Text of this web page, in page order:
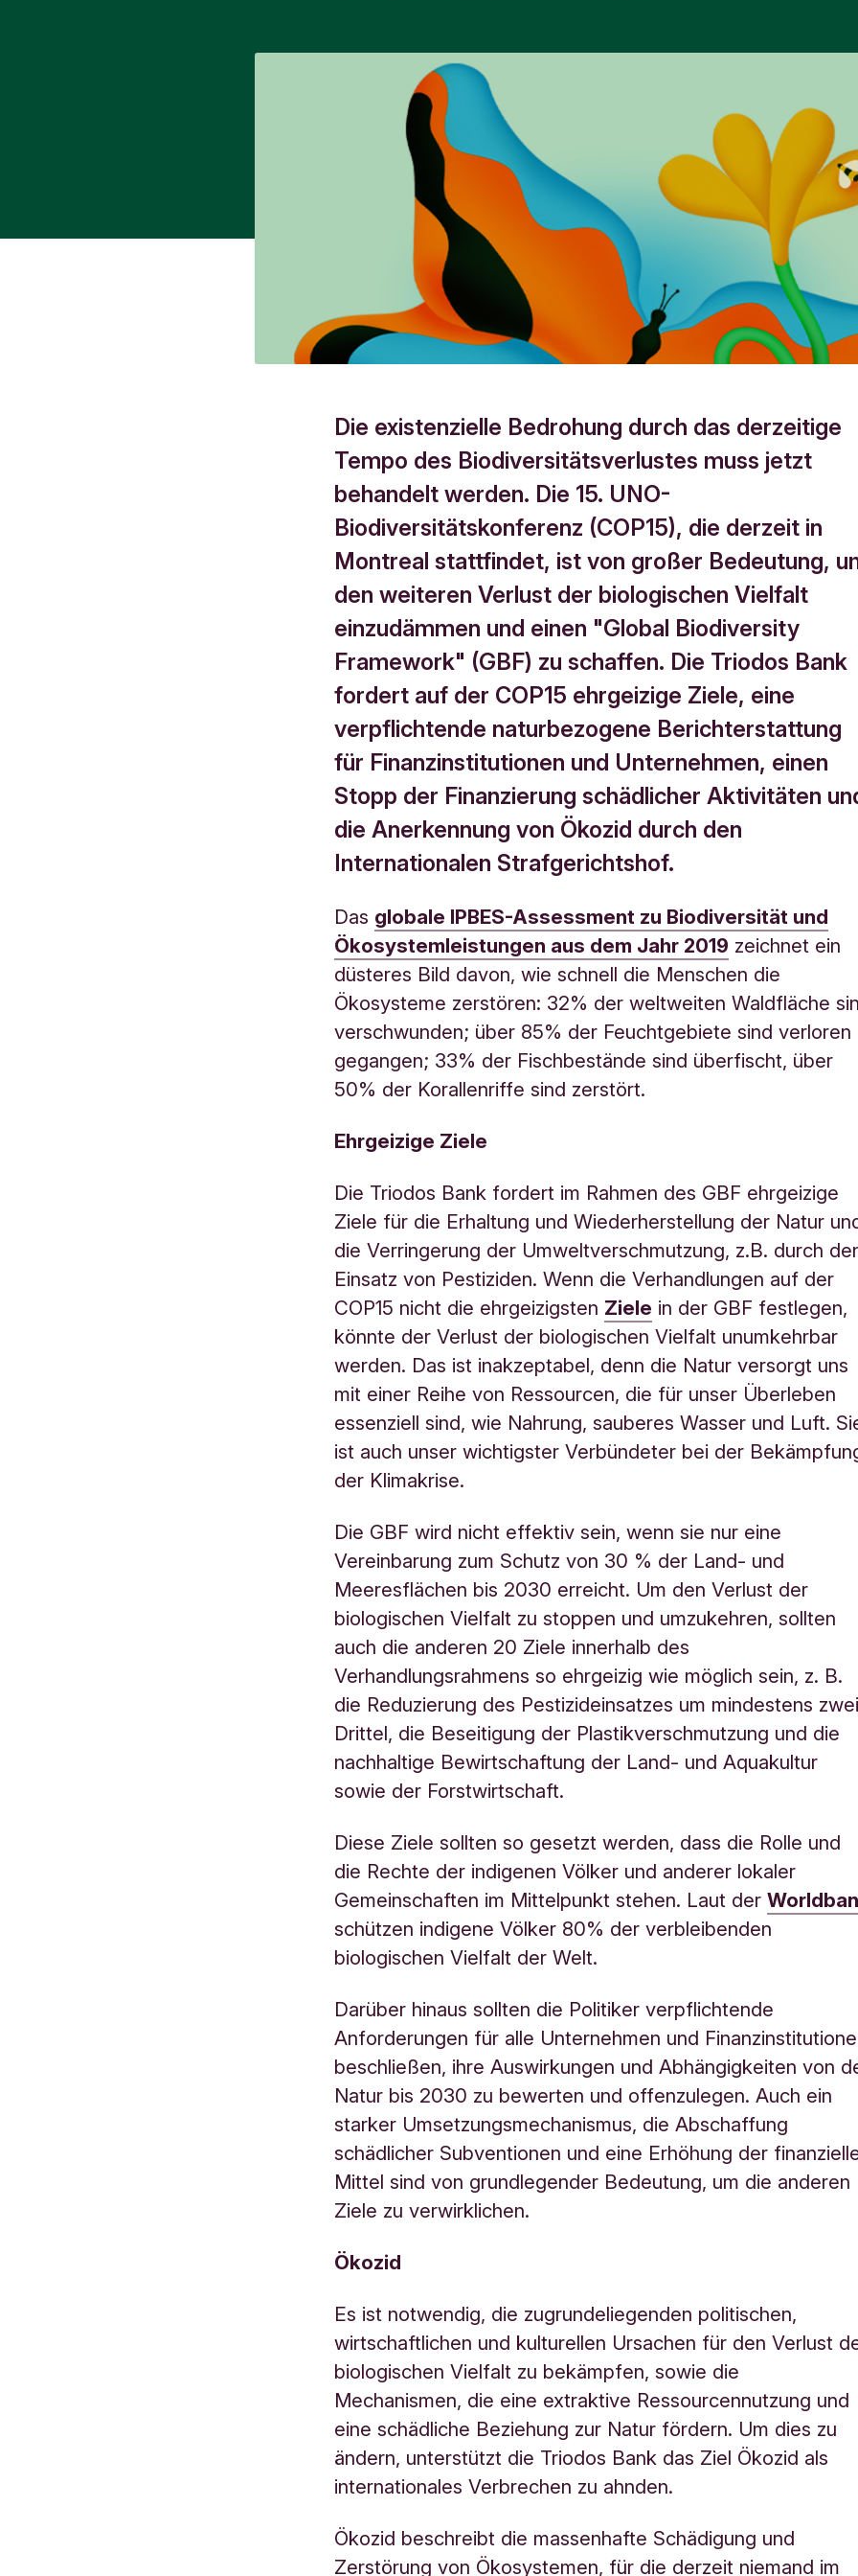
Die existenzielle Bedrohung durch das derzeitige
Tempo des Biodiversitätsverlustes muss jetzt
behandelt werden. Die 15. UNO-
Biodiversitätskonferenz (COP15), die derzeit in
Montreal stattfindet, ist von großer Bedeutung,
den weiteren Verlust der biologischen Vielfalt
einzudämmen und einen "Global Biodiversity
Framework" (GBF) zu schaffen. Die Triodos Bank
fordert auf der COP15 ehrgeizige Ziele, eine
verpflichtende naturbezogene Berichterstattung
für Finanzinstitutionen und Unternehmen, einen
Stopp der Finanzierung schädlicher Aktivitäten
die Anerkennung von Ökozid durch den
Internationalen Strafgerichtshof.
Das globale IPBES-Assessment zu Biodiversität und
Ökosystemleistungen aus dem Jahr 2019 zeichnet ein
düsteres Bild davon, wie schnell die Menschen die
Ökosysteme zerstören: 32% der weltweiten Waldfläche
verschwunden; über 85% der Feuchtgebiete sind verloren
gegangen; 33% der Fischbestände sind überfischt, über
50% der Korallenriffe sind zerstört.
Ehrgeizige Ziele
Die Triodos Bank fordert im Rahmen des GBF ehrgeizige
Ziele für die Erhaltung und Wiederherstellung der Natur
die Verringerung der Umweltverschmutzung, z.B. durch
Einsatz von Pestiziden. Wenn die Verhandlungen auf der
COP15 nicht die ehrgeizigsten Ziele in der GBF festlegen,
könnte der Verlust der biologischen Vielfalt unumkehrbar
werden. Das ist inakzeptabel, denn die Natur versorgt uns
mit einer Reihe von Ressourcen, die für unser Überleben
essenziell sind, wie Nahrung, sauberes Wasser und Luft.
ist auch unser wichtigster Verbündeter bei der
der Klimakrise.
Die GBF wird nicht effektiv sein, wenn sie nur eine
Vereinbarung zum Schutz von 30 % der Land- und
Meeresflächen bis 2030 erreicht. Um den Verlust der
biologischen Vielfalt zu stoppen und umzukehren, sollten
auch die anderen 20 Ziele innerhalb des
Verhandlungsrahmens so ehrgeizig wie möglich sein, z. B.
die Reduzierung des Pestizideinsatzes um mindestens zwei
Drittel, die Beseitigung der Plastikverschmutzung und die
nachhaltige Bewirtschaftung der Land- und Aquakultur
sowie der Forstwirtschaft.
Diese Ziele sollten so gesetzt werden, dass die Rolle und
die Rechte der indigenen Völker und anderer lokaler
Gemeinschaften im Mittelpunkt stehen. Laut der
schützen indigene Völker 80% der verbleibenden
biologischen Vielfalt der Welt.
Darüber hinaus sollten die Politiker verpflichtende
Anforderungen für alle Unternehmen und
beschließen, ihre Auswirkungen und Abhängigkeiten von
Natur bis 2030 zu bewerten und offenzulegen. Auch ein
starker Umsetzungsmechanismus, die Abschaffung
schädlicher Subventionen und eine Erhöhung der
Mittel sind von grundlegender Bedeutung, um die anderen
Ziele zu verwirklichen.
Ökozid
Es ist notwendig, die zugrundeliegenden politischen,
wirtschaftlichen und kulturellen Ursachen für den Verlust
biologischen Vielfalt zu bekämpfen, sowie die
Mechanismen, die eine extraktive Ressourcennutzung und
eine schädliche Beziehung zur Natur fördern. Um dies zu
ändern, unterstützt die Triodos Bank das Ziel Ökozid als
internationales Verbrechen zu ahnden.
Ökozid beschreibt die massenhafte Schädigung und
Zerstörung von Ökosystemen, für die derzeit niemand im